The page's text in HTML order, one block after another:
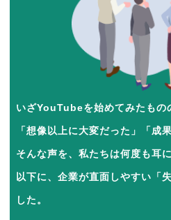
いざYouTubeを始めてみたもの
「想像以上に大変だった」「成
そんな声を、私たちは何度も耳
以下に、企業が直面しやすい「
した。